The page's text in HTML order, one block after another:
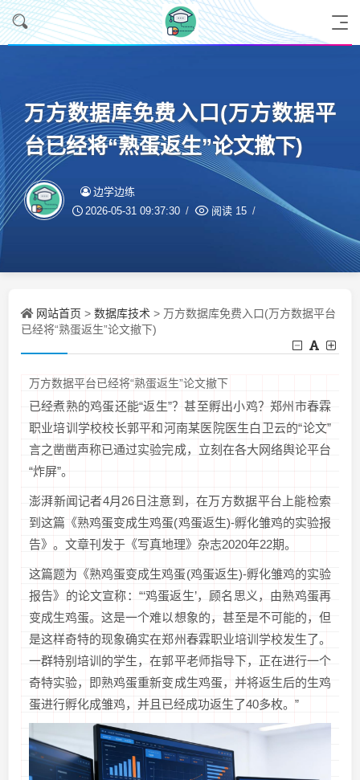
万方数据库免费入口(万方数据平
台已经将“熟蛋返生”论文撤下)
边学边练
2026-05-31 09:37:30 阅读 15
网站首页 > 数据库技术 > 万方数据库免费入口(万方数据平台
已经将“熟蛋返生”论文撤下)
万方数据平台已经将“熟蛋返生”论文撤下
已经煮熟的鸡蛋还能“返生”？甚至孵出小鸡？郑州市春霖
职业培训学校校长郭平和河南某医院医生白卫云的“论文”
言之凿凿声称已通过实验完成，立刻在各大网络舆论平台
“炸屏”。
澎湃新闻记者4月26日注意到，在万方数据平台上能检索
到这篇《熟鸡蛋变成生鸡蛋(鸡蛋返生)-孵化雏鸡的实验报
告》。文章刊发于《写真地理》杂志2020年22期。
这篇题为《熟鸡蛋变成生鸡蛋(鸡蛋返生)-孵化雏鸡的实验
报告》的论文宣称：“‘鸡蛋返生’，顾名思义，由熟鸡蛋再
变成生鸡蛋。这是一个难以想象的，甚至是不可能的，但
是这样奇特的现象确实在郑州春霖职业培训学校发生了。
一群特别培训的学生，在郭平老师指导下，正在进行一个
奇特实验，即熟鸡蛋重新变成生鸡蛋，并将返生后的生鸡
蛋进行孵化成雏鸡，并且已经成功返生了40多枚。”